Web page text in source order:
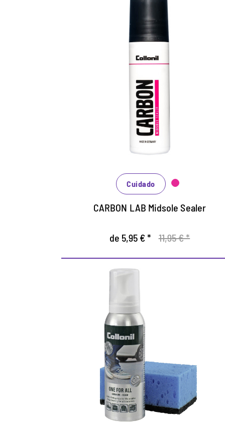
Sellado para entresuela.
Sellado altamente efectivo de la
Protege efectivamente de la suciedad.
Cuidado
CARBON LAB Midsole Sealer
de 5,95 € * 11,95 € *
Limpieza economica y
espuma de cuidado.
Limpieza rápida, sin complicaciones,
cuidado confiable y protección efectiva al
mismo tiempo.
Adecuado para todos los materiales.